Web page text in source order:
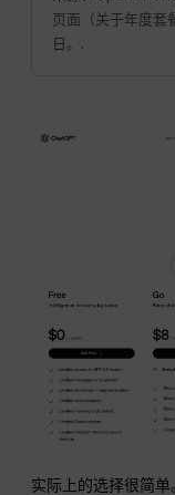
页面（关于年度套
日。.
实际上的选择很简